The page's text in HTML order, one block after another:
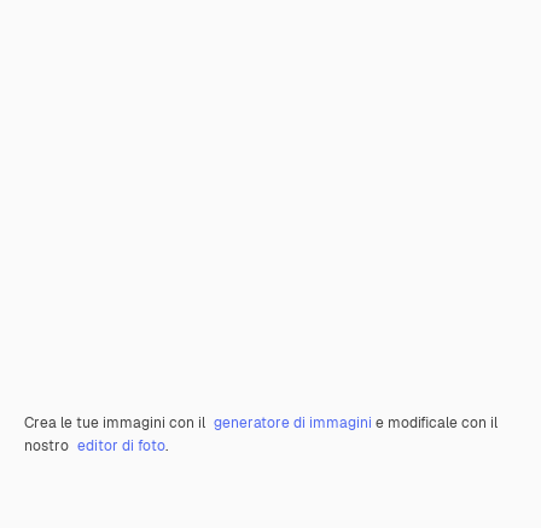
Crea le tue immagini con il generatore di immagini e modificale con il
nostro editor di foto.